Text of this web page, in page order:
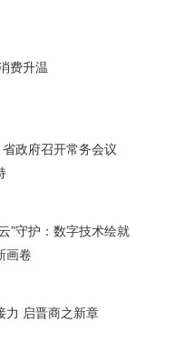
费升温
政府召开常务会议
”守护：数字技术绘就
画卷
力 启晋商之新章